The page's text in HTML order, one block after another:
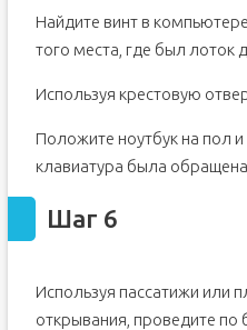
Найдите винт в
того места, где был лоток
Используя крестовую
Положите ноутбук на пол и
клавиатура была
Шаг 6
Используя пассатижи или
открывания, проведите по